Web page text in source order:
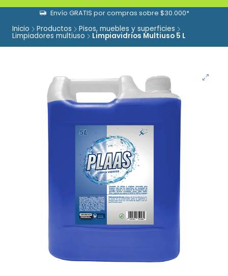
Envío GRATIS por compras sobre $30.000*
Inicio Productos Pisos, muebles y superficies
Limpiadores multiuso Limpiavidrios Multiuso 5 L